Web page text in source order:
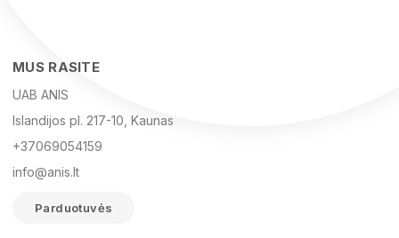
MUS RASITE
UAB ANIS
Islandijos pl. 217-10, Kaunas
+37069054159
info@anis.lt
Parduotuvės